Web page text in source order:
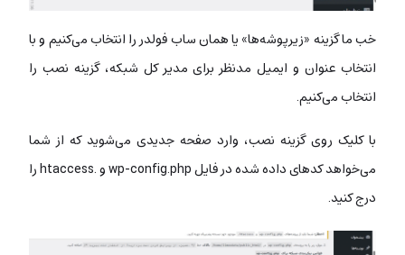
خب ما گزینه «زیرپوشه‌ها» یا همان ساب فولدر را انتخاب می‌کنیم و با
انتخاب عنوان و ایمیل مدنظر برای مدیر کل شبکه، گزینه نصب را
انتخاب می‌کنیم.
با کلیک روی گزینه نصب، وارد صفحه جدیدی می‌شوید که از شما
می‌خواهد کدهای داده شده در فایل wp-config.php و .htaccess را
درج کنید.